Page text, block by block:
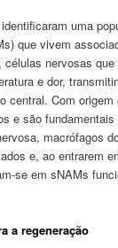
uma
que vivem
células nervosas
e dor,
central. Com
e são
macrófagos
e, ao entrarem
se em sNAMs
a regeneração